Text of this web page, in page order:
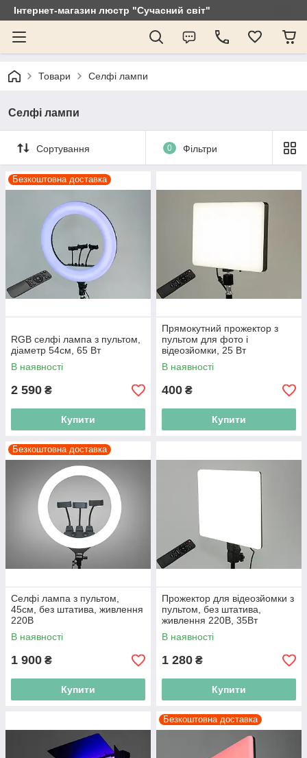
Інтернет-магазин люстр "Сучасний світ"
Товари Селфі лампи
Селфі лампи
Сортування 0 Фільтри
Безкоштовна доставка
RGB селфі лампа з пультом,
діаметр 54см, 65 Вт
В наявності
2 590 ₴
Купити
Прямокутний прожектор з
пультом для фото і
відеозйомки, 25 Вт
В наявності
400 ₴
Купити
Безкоштовна доставка
Селфі лампа з пультом,
45см, без штатива, живлення
220В
В наявності
1 900 ₴
Купити
Прожектор для відеозйомки з
пультом, без штатива,
живлення 220В, 35Вт
В наявності
1 280 ₴
Купити
Безкоштовна доставка